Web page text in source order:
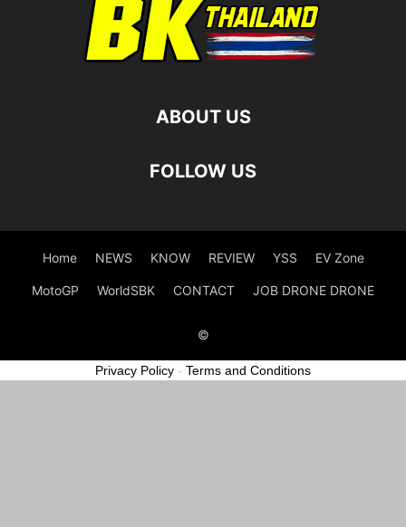
ABOUT US
FOLLOW US
Home NEWS KNOW REVIEW YSS EV Zone
MotoGP WorldSBK CONTACT JOB DRONE DRONE
©
Privacy Policy - Terms and Conditions